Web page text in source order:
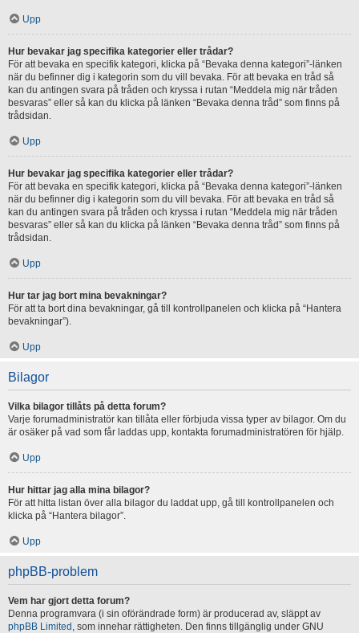
Upp
Hur bevakar jag specifika kategorier eller trådar?
För att bevaka en specifik kategori, klicka på “Bevaka denna kategori”-länken
när du befinner dig i kategorin som du vill bevaka. För att bevaka en tråd så
kan du antingen svara på tråden och kryssa i rutan “Meddela mig när tråden
besvaras” eller så kan du klicka på länken “Bevaka denna tråd” som finns på
trådsidan.
Upp
Hur bevakar jag specifika kategorier eller trådar?
För att bevaka en specifik kategori, klicka på “Bevaka denna kategori”-länken
när du befinner dig i kategorin som du vill bevaka. För att bevaka en tråd så
kan du antingen svara på tråden och kryssa i rutan “Meddela mig när tråden
besvaras” eller så kan du klicka på länken “Bevaka denna tråd” som finns på
trådsidan.
Upp
Hur tar jag bort mina bevakningar?
För att ta bort dina bevakningar, gå till kontrollpanelen och klicka på “Hantera
bevakningar”).
Upp
Bilagor
Vilka bilagor tillåts på detta forum?
Varje forumadministratör kan tillåta eller förbjuda vissa typer av bilagor. Om du
är osäker på vad som får laddas upp, kontakta forumadministratören för hjälp.
Upp
Hur hittar jag alla mina bilagor?
För att hitta listan över alla bilagor du laddat upp, gå till kontrollpanelen och
klicka på “Hantera bilagor”.
Upp
phpBB-problem
Vem har gjort detta forum?
Denna programvara (i sin oförändrade form) är producerad av, släppt av
phpBB Limited , som innehar rättigheten. Den finns tillgänglig under GNU